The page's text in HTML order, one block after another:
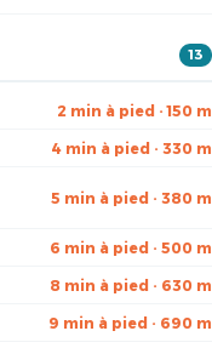
13
2 min à pied · 150 m
4 min à pied · 330 m
5 min à pied · 380 m
6 min à pied · 500 m
8 min à pied · 630 m
9 min à pied · 690 m